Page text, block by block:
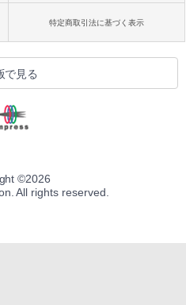
特定商取引法に基づく表示
で見る
©2026
All rights reserved.